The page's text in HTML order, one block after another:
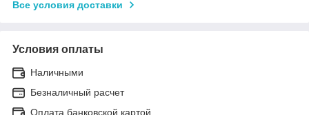
Все условия доставки
Условия оплаты
Наличными
Безналичный расчет
Оплата банковской картой